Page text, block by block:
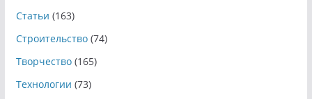
Статьи (163)
Строительство(74)
Творчество(165)
Технологии (73)